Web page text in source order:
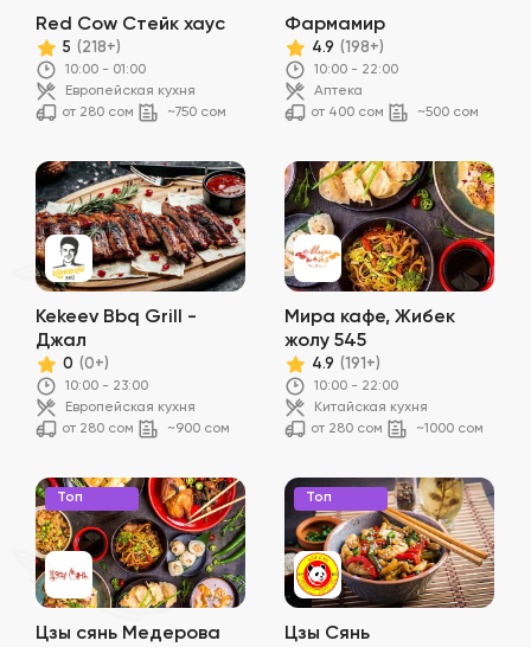
Red Cow Стейк хаус
5 (218+)
10:00 - 01:00
Европейская кухня
от 280 сом
~750 сом
Фармамир
4.9 (198+)
10:00 - 22:00
Аптека
от 400 сом
~500 сом
Kekeev Bbq Grill -
Джал
0 (0+)
10:00 - 23:00
Европейская кухня
от 280 сом
~900 сом
Мира кафе, Жибек
жолу 545
4.9 (191+)
10:00 - 22:00
Китайская кухня
от 280 сом
~1000 сом
Топ
Цзы сянь Медерова
Топ
Цзы Сянь